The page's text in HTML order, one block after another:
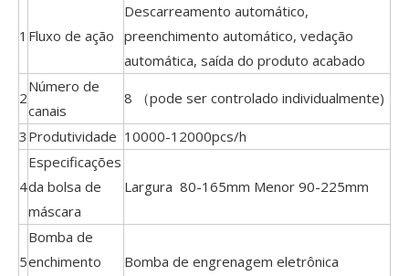
1 Fluxo de ação
Descarreamento automático,
preenchimento automático, vedação
automática, saída do produto acabado
2
Número de
canais
8 （pode ser controlado individualmente)
3 Produtividade 10000-12000pcs/h
4
Especificações
da bolsa de
máscara
Largura 80-165mm Menor 90-225mm
5
Bomba de
enchimento
Bomba de engrenagem eletrônica